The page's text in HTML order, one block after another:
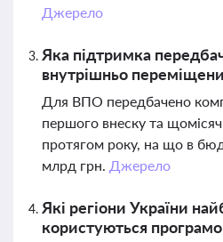
Джерело
Яка підтримка
внутрішньо
Для ВПО передбачено
першого внеску та
протягом року, на що в
млрд грн. Джерело
Які регіони України
користуються